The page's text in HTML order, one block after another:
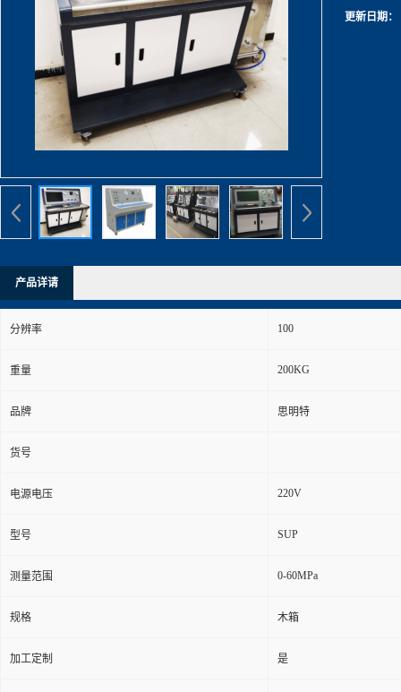
更新日期：
产品详请
分辨率 100
重量 200KG
品牌 思明特
货号
电源电压 220V
型号 SUP
测量范围 0-60MPa
规格 木箱
加工定制 是